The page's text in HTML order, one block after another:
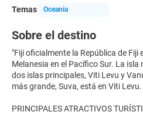
Temas
Oceania
Sobre el destino
"Fiji oficialmente la República de Fiji
Melanesia en el Pacífico Sur. La
dos islas principales, Viti Levu y
más grande, Suva, está en Viti Levu.
PRINCIPALES ATRACTIVOS